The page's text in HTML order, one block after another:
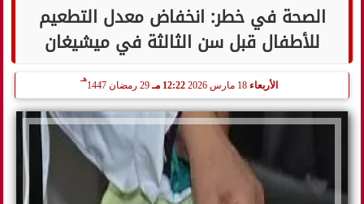
الصحة في خطر: انخفاض معدل التطعيم
للأطفال قبل سن الثالثة في ميشيغان
الأربعاء 18 مارس 2026 12:22 مـ 29 رمضان 1447
هـ